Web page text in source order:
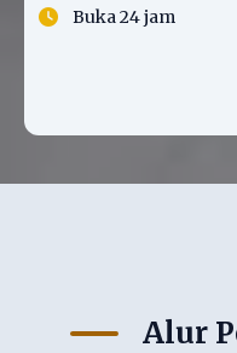
Buka 24 jam
Alur